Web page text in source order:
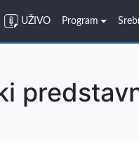
UŽIVO Program